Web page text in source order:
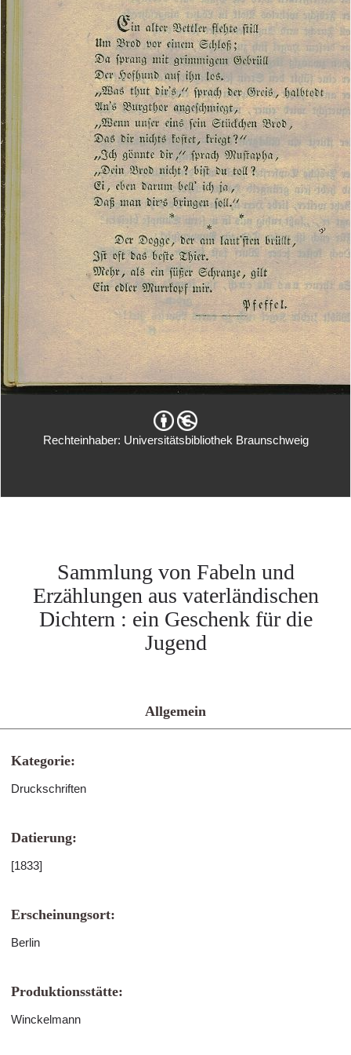
Rechteinhaber: Universitätsbibliothek Braunschweig
Sammlung von Fabeln und
Erzählungen aus vaterländischen
Dichtern : ein Geschenk für die
Jugend
Allgemein
Kategorie:
Druckschriften
Datierung:
[1833]
Erscheinungsort:
Berlin
Produktionsstätte:
Winckelmann